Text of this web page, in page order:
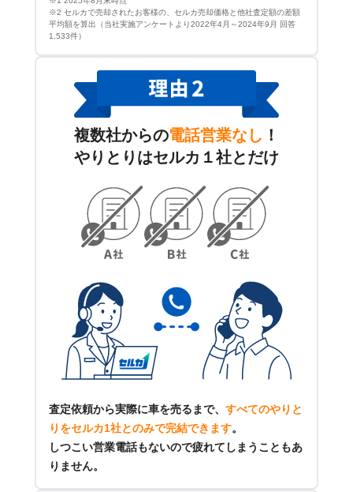
※2 セルカで売却されたお客様の、セルカ売却価格と他社査定額の差額
平均額を算出（当社実施アンケートより2022年4月～2024年9月 回答
1,533件）
複数社からの電話営業なし ！
やりとりはセルカ１社とだけ
査定依頼から実際に車を売るまで、 すべてのやりと
りをセルカ1社とのみで完結できます。
しつこい営業電話もないので疲れてしまうこともあ
りません。